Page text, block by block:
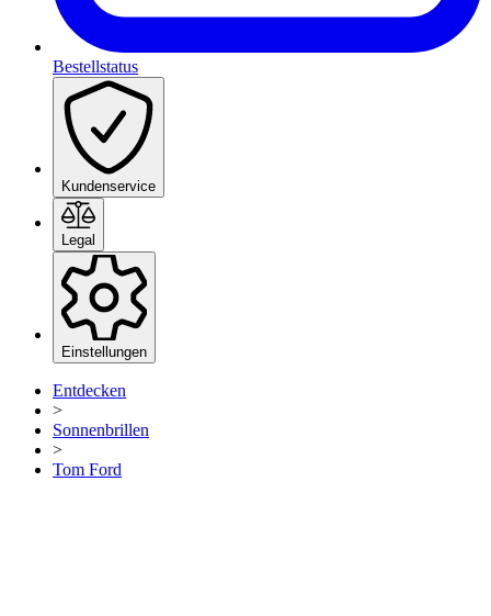
Bestellstatus
Kundenservice
Legal
Einstellungen
Entdecken
>
Sonnenbrillen
>
Tom Ford